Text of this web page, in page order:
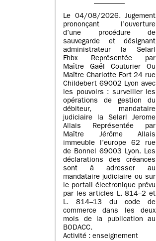
Le 04/08/2026. Jugement
prononçant l’ouverture
d’une procédure de
sauvegarde et désignant
administrateur la Selarl
Fhbx Représentée par
Maître Gaël Couturier Ou
Maître Charlotte Fort 24 rue
Childebert 69002 Lyon avec
les pouvoirs : surveiller les
opérations de gestion du
débiteur, mandataire
judiciaire la Selarl Jerome
Allais Représentée par
Maître Jérôme Allais
immeuble l’europe 62 rue
de Bonnel 69003 Lyon. Les
déclarations des créances
sont à adresser au
mandataire judiciaire ou sur
le portail électronique prévu
par les articles L. 814–2 et
L. 814–13 du code de
commerce dans les deux
mois de la publication au
BODACC.
Activité : enseignement